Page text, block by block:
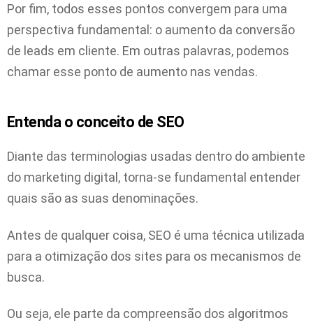
Por fim, todos esses pontos convergem para uma
perspectiva fundamental: o aumento da conversão
de leads em cliente. Em outras palavras, podemos
chamar esse ponto de aumento nas vendas.
Entenda o conceito de SEO
Diante das terminologias usadas dentro do ambiente
do marketing digital, torna-se fundamental entender
quais são as suas denominações.
Antes de qualquer coisa, SEO é uma técnica utilizada
para a otimização dos sites para os mecanismos de
busca.
Ou seja, ele parte da compreensão dos algoritmos